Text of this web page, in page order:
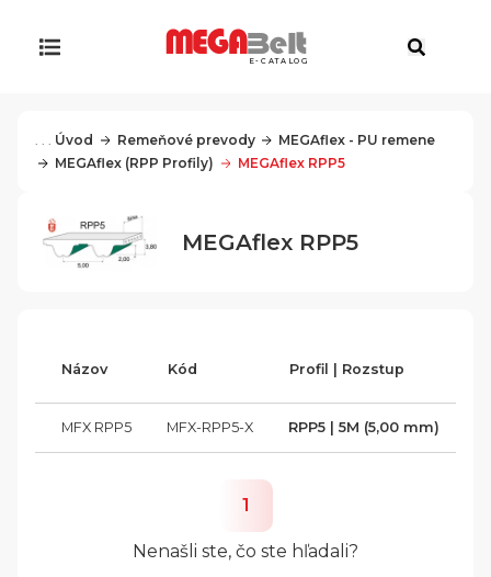
E-CATALOG
. . . Úvod Remeňové prevody
MEGAflex - PU remene
MEGAflex (RPP Profily)
MEGAflex RPP5
MEGAflex RPP5
Názov Kód Profil | Rozstup
MFX RPP5 MFX-RPP5-X RPP5 | 5M (5,00 mm)
1
Nenašli ste, čo ste hľadali?